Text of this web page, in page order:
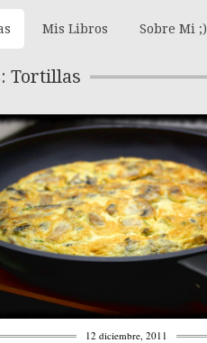
Mis Libros Sobre Mi ;)
Tortillas
12 diciembre, 2011